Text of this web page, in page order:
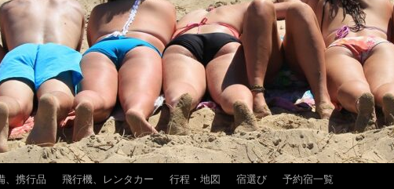
、携行品 飛行機、レンタカー 行程・地図 宿選び 予約宿一覧